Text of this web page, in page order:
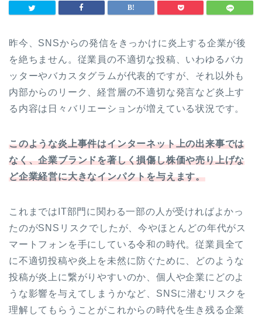
昨今、SNSからの発信をきっかけに炎上する企業が後
を絶ちません。従業員の不適切な投稿、いわゆるバカ
ッターやバカスタグラムが代表的ですが、それ以外も
内部からのリーク、経営層の不適切な発言など炎上す
る内容は日々バリエーションが増えている状況です。
このような炎上事件はインターネット上の出来事では
なく、企業ブランドを著しく損傷し株価や売り上げな
ど企業経営に大きなインパクトを与えます。
これまではIT部門に関わる一部の人が受ければよかっ
たのがSNSリスクでしたが、今やほとんどの年代がス
マートフォンを手にしている令和の時代。従業員全て
に不適切投稿や炎上を未然に防ぐために、どのような
投稿が炎上に繋がりやすいのか、個人や企業にどのよ
うな影響を与えてしまうかなど、SNSに潜むリスクを
理解してもらうことがこれからの時代を生き残る企業